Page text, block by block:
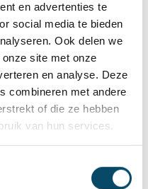
en advertenties te
social media te bieden
Ook delen we
site met onze
en analyse. Deze
combineren met andere
of die ze hebben
van hun services.
probleemoplossend
van een cliënt te
en oplossingen.
over jezelf na te
aan de slag te gaan.
wetgeving m.b.t.
eigen wagen en rijbewijs
flexibel uurrooster te